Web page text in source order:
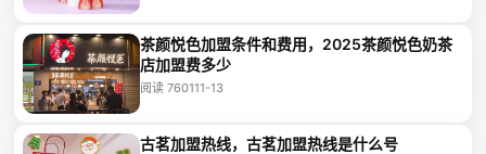
茶颜悦色加盟条件和费用，2025茶颜悦色奶茶
店加盟费多少
阅读 760111-13
古茗加盟热线，古茗加盟热线是什么号